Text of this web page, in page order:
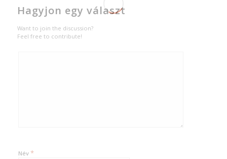
Hagyjon egy választ
Want to join the discussion?
Feel free to contribute!
Név *